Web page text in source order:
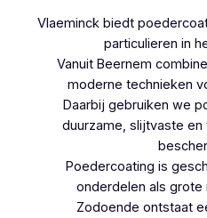
Vlaeminck biedt
particulieren in
Vanuit Beernem
moderne technieken
Daarbij gebruiken we
duurzame, slijtvaste
Poedercoating is
onderdelen als grote
Zodoende ontstaat